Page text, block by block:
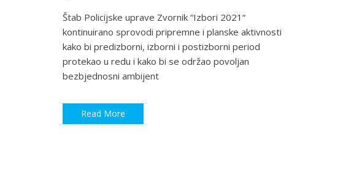
Štab Policijske uprave Zvornik “Izbori 2021“
kontinuirano sprovodi pripremne i planske aktivnosti
kako bi predizborni, izborni i postizborni period
protekao u redu i kako bi se održao povoljan
bezbjednosni ambijent
Read More